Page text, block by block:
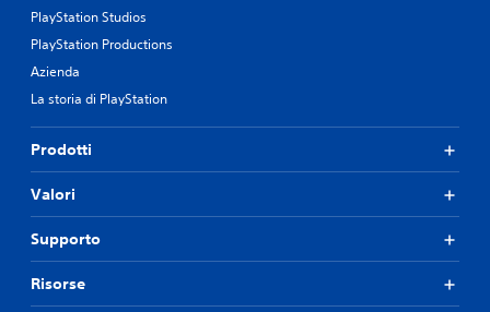
PlayStation Studios
PlayStation Productions
Azienda
La storia di PlayStation
Prodotti
Valori
Supporto
Risorse